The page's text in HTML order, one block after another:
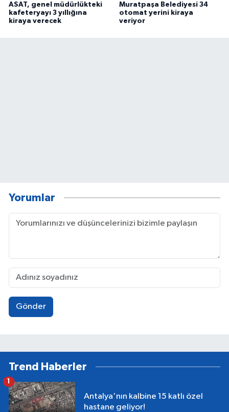
ASAT, genel müdürlükteki
kafeteryayı 3 yıllığına
kiraya verecek
Muratpaşa Belediyesi 34
otomat yerini kiraya
veriyor
Yorumlar
Gönder
Trend Haberler
Antalya'nın kalbine 15 katlı özel
hastane geliyor!
1